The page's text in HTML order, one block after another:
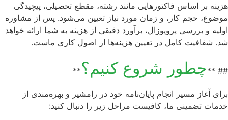
هزینه بر اساس فاکتورهایی مانند رشته، مقطع تحصیلی، پیچیدگی
موضوع، حجم کار، و زمان مورد نیاز تعیین می‌شود. پس از مشاوره
اولیه و بررسی پروپوزال، برآورد دقیقی از هزینه به شما ارائه خواهد
شد. شفافیت کامل در تعیین هزینه‌ها از اصول کاری ماست.
## **چطور شروع کنیم؟**
برای آغاز مسیر انجام پایان‌نامه خود در رامشیر و بهره‌مندی از
خدمات تضمینی ما، کافیست مراحل زیر را دنبال کنید: